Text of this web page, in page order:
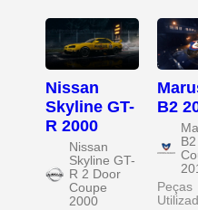
Nissan
Skyline GT-
R 2000
Nissan
Skyline GT-
R 2 Door
Coupe
2000
B2
Peças